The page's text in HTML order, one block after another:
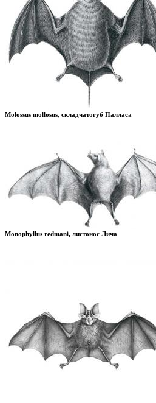
Molossus mollosus, складчатогуб Палласа
Monophyllus redmani, листонос Лича